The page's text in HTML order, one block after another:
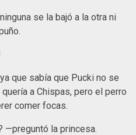
se la bajó a la otra ni
que sabía que Pucki no se
a Chispas, pero el perro
comer focas.
—preguntó la princesa.